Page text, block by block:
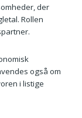
der
Rollen
også om
i listige